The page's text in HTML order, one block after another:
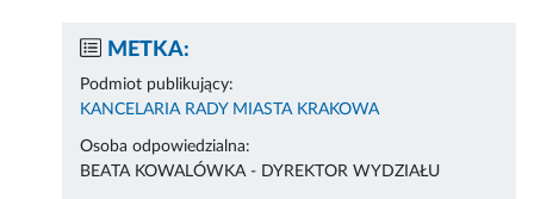
METKA:
Podmiot publikujący:
KANCELARIA RADY MIASTA KRAKOWA
Osoba odpowiedzialna:
BEATA KOWALÓWKA - DYREKTOR WYDZIAŁU